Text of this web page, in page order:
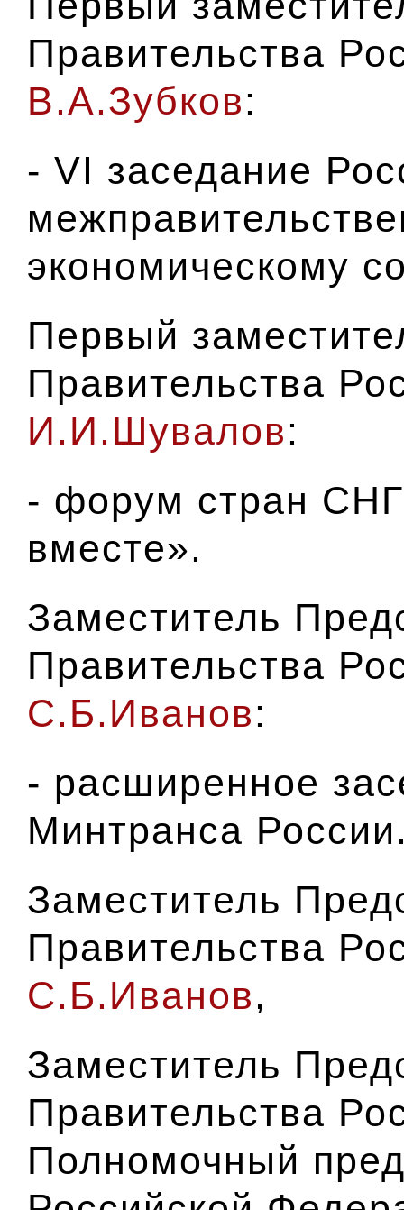
Правительства
В.А.Зубков:
- VI заседание
экономическому
Первый
Правительства
И.И.Шувалов:
- форум стран
вместе».
Заместитель
Правительства
С.Б.Иванов:
- расширенное
Минтранса
Заместитель
Правительства
С.Б.Иванов,
Заместитель
Правительства
Полномочный